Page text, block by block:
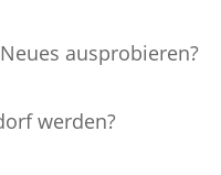
ausprobieren?
werden?